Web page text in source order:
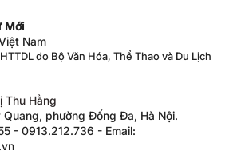
Mới
Nam
do Bộ Văn Hóa, Thể Thao và Du Lịch
Thu Hằng
phường Đống Đa, Hà Nội.
- 0913.212.736 - Email: